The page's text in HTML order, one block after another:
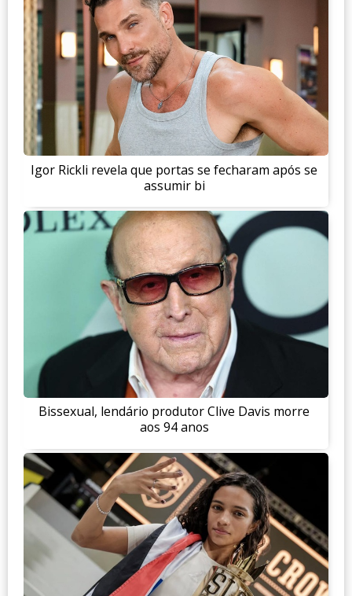
Igor Rickli revela que portas se fecharam após se
assumir bi
Bissexual, lendário produtor Clive Davis morre
aos 94 anos